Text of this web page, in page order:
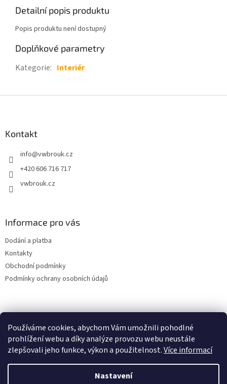
Používáme cookies, abychom Vám umožnili pohodlné
prohlížení webu a díky analýze provozu webu neustále
zlepšovali jeho funkce, výkon a použitelnost.Více informací
Nastavení
Detailní popis produktu
Popis produktu není dostupný
Doplňkové parametry
Kategorie: Interiér
Kontakt
info@vwbrouk.cz
+420 606 716 717
vwbrouk.cz
Informace pro vás
Dodání a platba
Kontakty
Obchodní podmínky
Podmínky ochrany osobních údajů
Vytvořil Shoptet